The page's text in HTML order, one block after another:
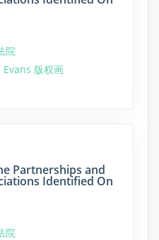
院
版权画
Partnerships and
Identified On
院